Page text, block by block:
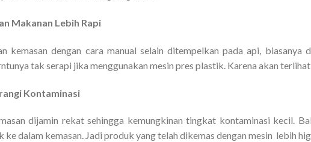
Makanan Lebih Rapi
kemasan dengan cara manual selain ditempelkan pada api,
tak serapi jika menggunakan mesin pres plastik. Karena akan
Kontaminasi
dijamin rekat sehingga kemungkinan tingkat kontaminasi kecil.
ke dalam kemasan. Jadi produk yang telah dikemas dengan mesin lebih